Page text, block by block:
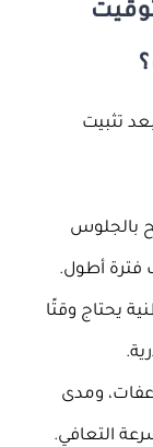
تثبيت
بالجلوس
فترة أطول.
يحتاج وقتًا
ومدى
التعافي.